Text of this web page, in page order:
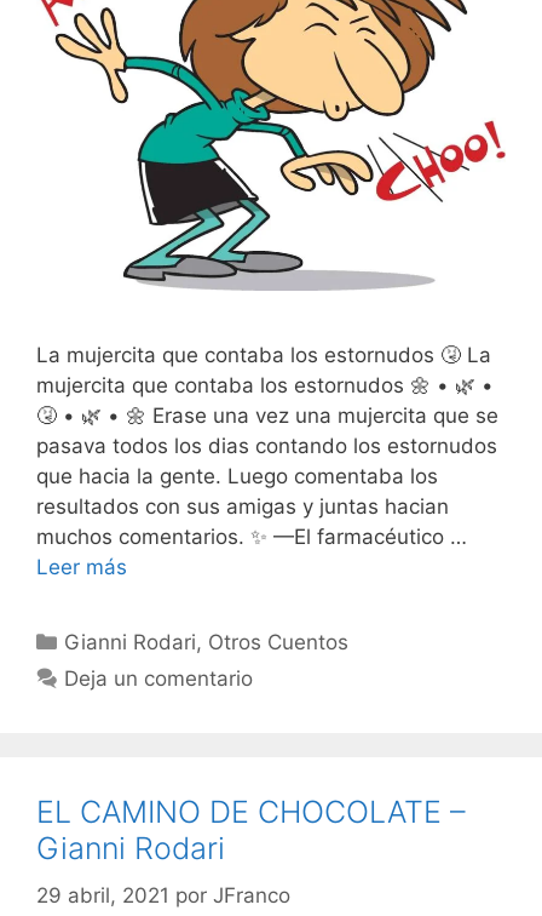
La mujercita que contaba los estornudos 🤧 La
mujercita que contaba los estornudos 🌼 • 🌿 •
🤧 • 🌿 • 🌼 Erase una vez una mujercita que se
pasava todos los dias contando los estornudos
que hacia la gente. Luego comentaba los
resultados con sus amigas y juntas hacian
muchos comentarios. ✨ —El farmacéutico …
Leer más
Categorías
Gianni Rodari, Otros Cuentos
Deja un comentario
EL CAMINO DE CHOCOLATE –
Gianni Rodari
29 abril, 2021 por JFranco